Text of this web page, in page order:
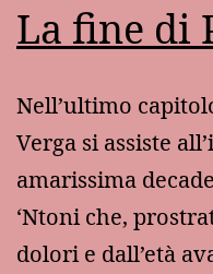
La fine di
Nell’ultimo
Verga si assiste
amarissima
‘Ntoni che,
dolori e dall’età